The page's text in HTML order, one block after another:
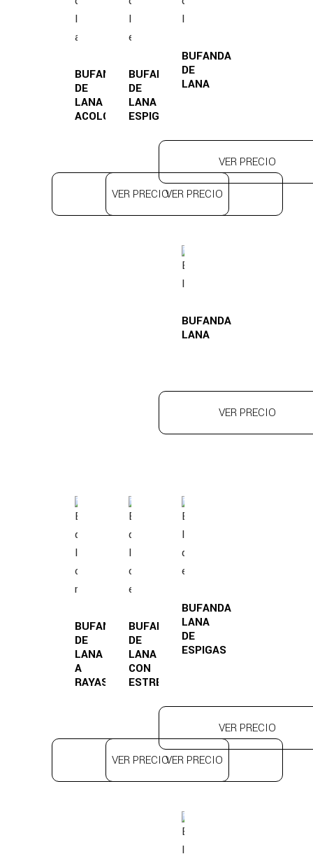
BUFANDA
DE
LANA
ACOLCHADA
VER PRECIO
BUFANDA
DE
LANA
ESPIGAS
VER PRECIO
BUFANDA
DE
LANA
VER PRECIO
BUFANDA
LANA
VER PRECIO
BUFANDA
DE
LANA
A
RAYAS
VER PRECIO
BUFANDA
DE
LANA
CON
ESTRELLAS
VER PRECIO
BUFANDA
LANA
DE
ESPIGAS
VER PRECIO